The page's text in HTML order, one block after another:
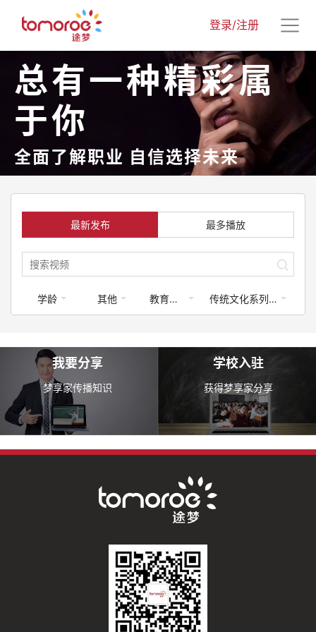
登录/注册
总有一种精彩属
于你
全面了解职业 自信选择未来
最新发布 最多播放
学龄 其他 教育类-体育运动 传统文化系列课程
我要分享
梦享家传播知识
学校入驻
获得梦享家分享